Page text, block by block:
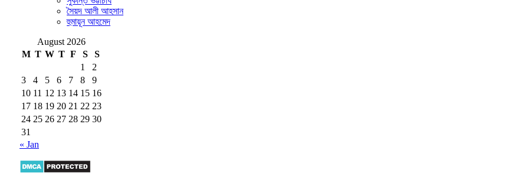
সৈয়দ আলী আহসান
হুমায়ূন আহমেদ
August 2026
M T W T F S
S
1
2
3
4 5 6 7 8
9
10 11 12 13 14 15 16
17 18 19 20 21 22 23
24 25 26 27 28 29 30
31
« Jan